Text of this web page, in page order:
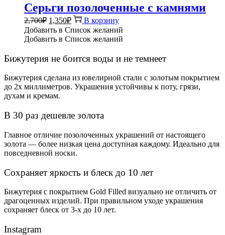
Серьги позолоченные с камнями
2,700₽ Первоначальная
цена
составляла
1,350₽Текущая
цена:
1,350₽.
В корзину
Добавить в Список желаний
Добавить в Список желаний
Бижутерия не боится воды и не темнеет
Бижутерия сделана из ювелирной стали с золотым покрытием
до 2х миллиметров. Украшения устойчивы к поту, грязи,
духам и кремам.
В 30 раз дешевле золота
Главное отличие позолоченных украшений от настоящего
золота — более низкая цена доступная каждому. Идеально для
повседневной носки.
Сохраняет яркость и блеск до 10 лет
Бижутерия с покрытием Gold Filled визуально не отличить от
драгоценных изделий. При правильном уходе украшения
сохраняет блеск от 3-х до 10 лет.
Instagram